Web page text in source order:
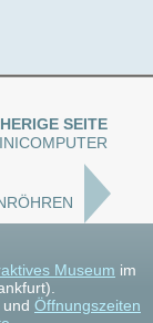
SEITE
Museum im
und Öffnungszeiten